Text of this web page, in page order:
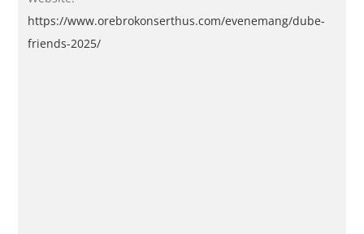
https://www.orebrokonserthus.com/evenemang/dube-
friends-2025/